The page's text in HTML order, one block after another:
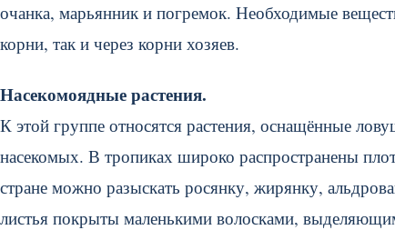
очанка, марьянник и погремок. Необходимые
корни, так и через корни хозяев.
Насекомоядные растения.
К этой группе относятся растения, оснащённые
насекомых. В тропиках широко распространены
стране можно разыскать росянку, жирянку,
листья покрыты маленькими волосками,